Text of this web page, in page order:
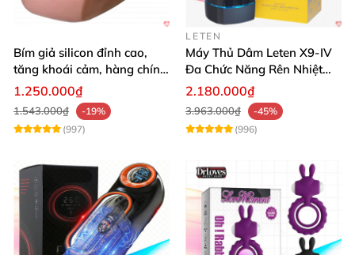
Bím giả silicon đỉnh cao,
tăng khoái cảm, hàng chính
hãng SHP1391
1.250.000₫
1.543.000₫
-19%
(997)
LETEN
Máy Thủ Dâm Leten X9-IV
Đa Chức Năng Rên Nhiệt
Bật Đỉnh
2.180.000₫
3.963.000₫
-45%
(996)